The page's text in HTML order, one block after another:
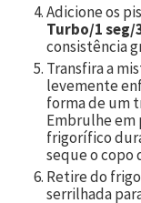
Adicione os
Turbo/1 seg/
consistência
Transfira a
levemente
forma de um
Embrulhe
frigorífico
seque o copo
Retire do
serrilhada